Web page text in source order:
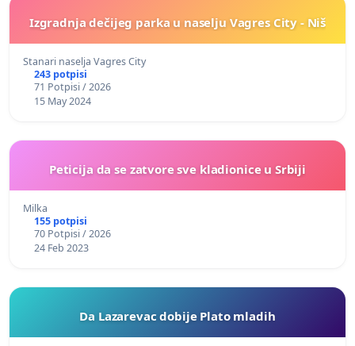
Izgradnja dečijeg parka u naselju Vagres City - Niš
Stanari naselja Vagres City
243 potpisi
71 Potpisi / 2026
15 May 2024
Peticija da se zatvore sve kladionice u Srbiji
Milka
155 potpisi
70 Potpisi / 2026
24 Feb 2023
Da Lazarevac dobije Plato mladih